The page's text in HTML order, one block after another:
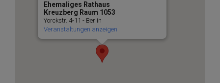
Ehemaliges Rathaus
Kreuzberg Raum 1053
Yorckstr. 4-11 - Berlin
Veranstaltungen anzeigen